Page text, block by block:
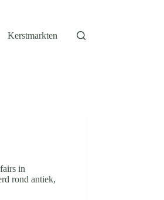
Kerstmarkten
in
rond antiek,